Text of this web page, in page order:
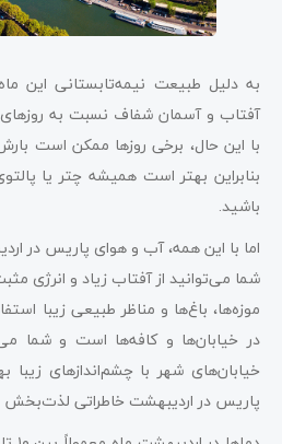
به دلیل طبیعت نیمه‌تابستانی این
آفتاب و آسمان شفاف نسبت به روزهای
با این حال، برخی روزها ممکن است
بنابراین بهتر است همیشه چتر یا
باشید.
اما با این همه، آب و هوای پاریس در
شما می‌توانید از آفتاب زیاد و انرژی
موزه‌ها، باغ‌ها و مناظر طبیعی زیبا
در خیابان‌ها و کافه‌ها است و شما
خیابان‌های شهر با چشم‌اندازهای زیبا
پاریس در اردیبهشت خاطراتی لذت‌بخش